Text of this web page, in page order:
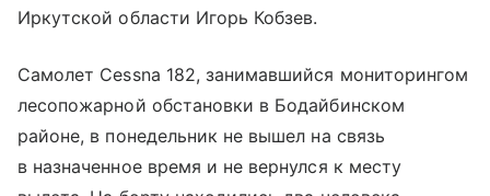
Иркутской области Игорь Кобзев.
Самолет Cessna 182, занимавшийся мониторингом
лесопожарной обстановки в Бодайбинском
районе, в понедельник не вышел на связь
в назначенное время и не вернулся к месту